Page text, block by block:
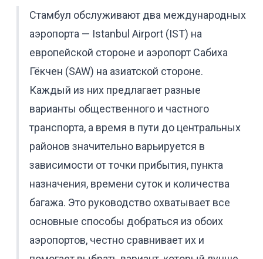
Стамбул обслуживают два международных
аэропорта — Istanbul Airport (IST) на
европейской стороне и аэропорт Сабиха
Гёкчен (SAW) на азиатской стороне.
Каждый из них предлагает разные
варианты общественного и частного
транспорта, а время в пути до центральных
районов значительно варьируется в
зависимости от точки прибытия, пункта
назначения, времени суток и количества
багажа. Это руководство охватывает все
основные способы добраться из обоих
аэропортов, честно сравнивает их и